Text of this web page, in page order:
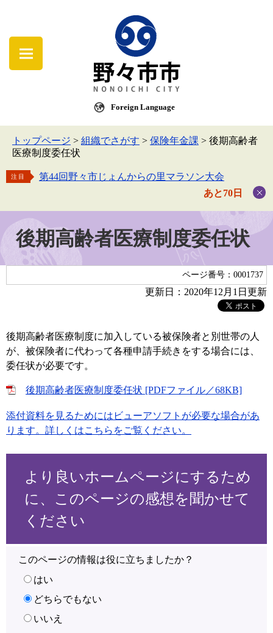
Foreign Language
トップページ > 組織でさがす > 保険年金課 > 後期高齢者
医療制度委任状
注目
第44回野々市じょんからの里マラソン大会
あと70日
後期高齢者医療制度委任状
ページ番号：0001737
更新日：2020年12月1日更新
後期高齢者医療制度に加入している被保険者と別世帯の人
が、被保険者に代わって各種申請手続きをする場合には、
委任状が必要です。
後期高齢者医療制度委任状 [PDFファイル／68KB]
添付資料を見るためにはビューアソフトが必要な場合があ
ります。詳しくはこちらをご覧ください。
より良いホームページにするため
に、このページの感想を聞かせて
ください
このページの情報は役に立ちましたか？
はい
どちらでもない
いいえ